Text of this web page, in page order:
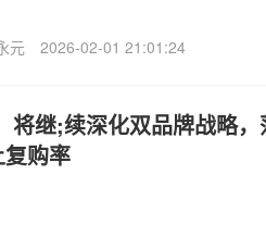
元 2026-02-01 21:01:24
将继;续深化双品牌战略
购率